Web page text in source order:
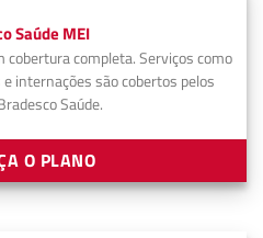
Saúde MEI
cobertura completa. Serviços como
internações são cobertos pelos
Saúde.
O PLANO